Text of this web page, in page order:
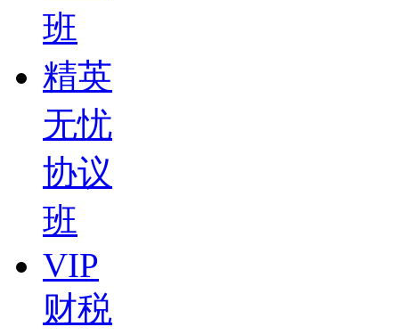
班
精英
无忧
协议
班
VIP
财税